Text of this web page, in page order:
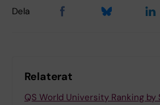
Dela
Relaterat
QS World University Ranking